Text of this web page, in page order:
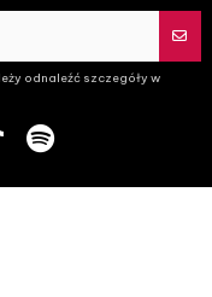
odnaleźć szczegóły w